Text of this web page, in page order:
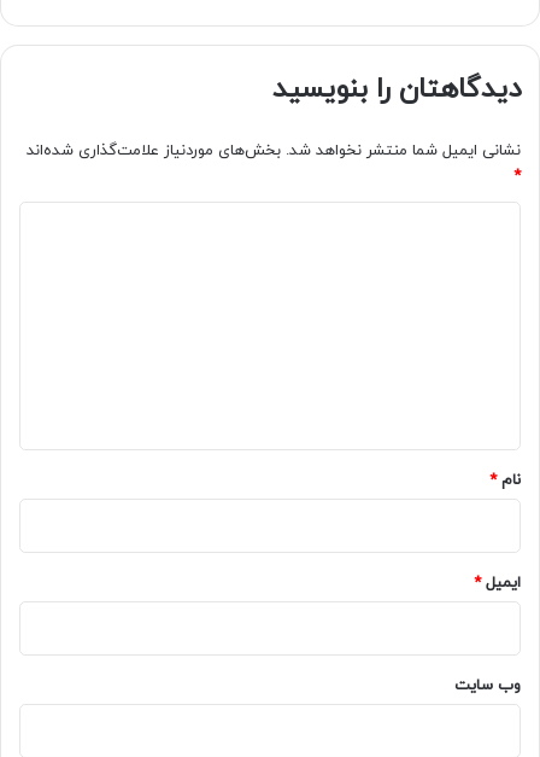
دیدگاهتان را بنویسید
نشانی ایمیل شما منتشر نخواهد شد. بخش‌های موردنیاز علامت‌گذاری شده‌اند
*
نام*
ایمیل*
وب‌ سایت